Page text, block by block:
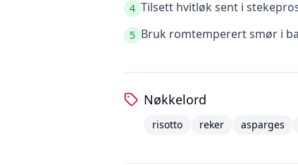
4 Tilsett hvitløk sent i
5 Bruk romtemperert smør i
Nøkkelord
risotto reker asparges